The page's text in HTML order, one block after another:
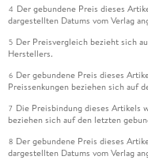
4 Der gebundene Preis dieses
dargestellten Datums vom Verlag
5 Der Preisvergleich bezieht sich
Herstellers.
6 Der gebundene Preis dieses
Preissenkungen beziehen sich auf
7 Die Preisbindung dieses Artikels
beziehen sich auf den letzten
8 Der gebundene Preis dieses
dargestellten Datums vom Verlag